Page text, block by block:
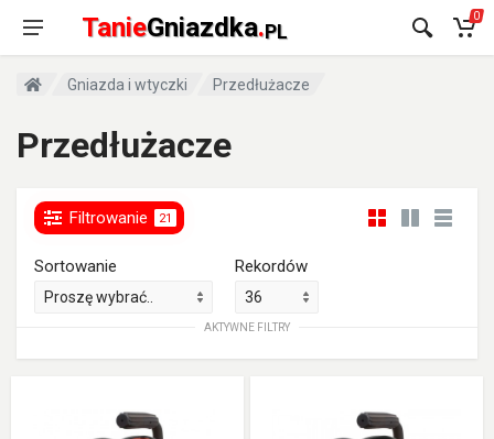
TanieGniazdka.PL
0
Gniazda i wtyczki Przedłużacze
Przedłużacze
Filtrowanie 21
Sortowanie Rekordów
AKTYWNE FILTRY